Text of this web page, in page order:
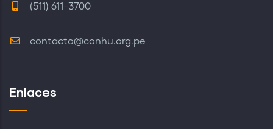
(511) 611-3700
contacto@conhu.org.pe
Enlaces